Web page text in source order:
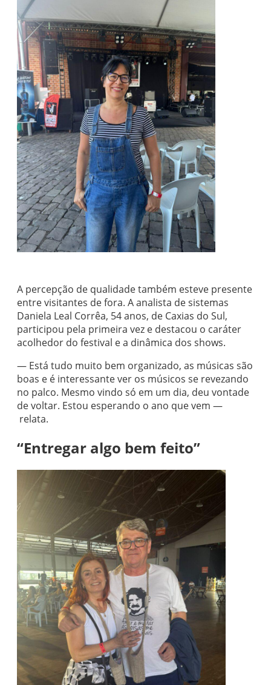
A percepção de qualidade também esteve presente
entre visitantes de fora. A analista de sistemas
Daniela Leal Corrêa, 54 anos, de Caxias do Sul,
participou pela primeira vez e destacou o caráter
acolhedor do festival e a dinâmica dos shows.
— Está tudo muito bem organizado, as músicas são
boas e é interessante ver os músicos se revezando
no palco. Mesmo vindo só em um dia, deu vontade
de voltar. Estou esperando o ano que vem —
relata.
“Entregar algo bem feito”